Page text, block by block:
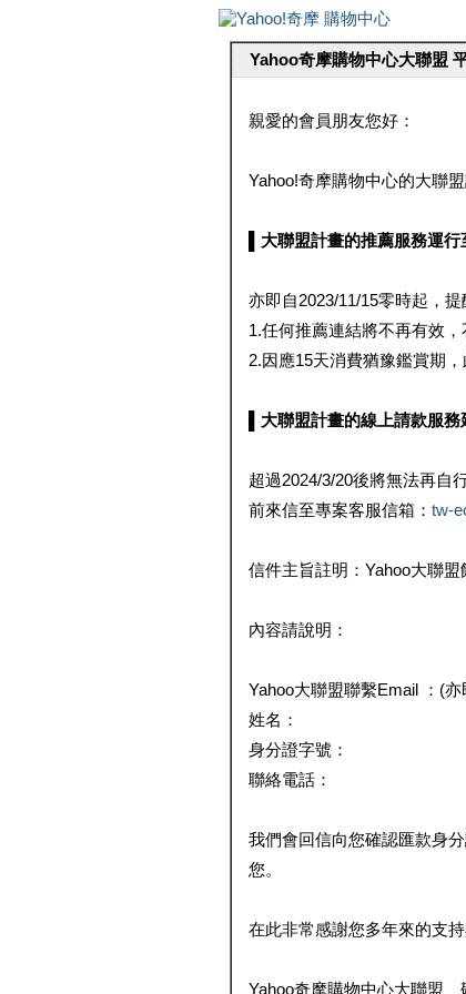
Yahoo奇摩購物中心大聯盟
親愛的會員朋友您好：
Yahoo!奇摩購物中心的大聯
▌大聯盟計畫的推薦服務運
亦即自2023/11/15零時起，
1.任何推薦連結將不再有效
2.因應15天消費猶豫鑑賞期
▌大聯盟計畫的線上請款服務
超過2024/3/20後將無法再自
前來信至專案客服信箱： tw-
信件主旨註明：Yahoo大聯
內容請說明：
Yahoo大聯盟聯繫Email ：(
姓名：
身分證字號：
聯絡電話：
我們會回信向您確認匯款身
您。
在此非常感謝您多年來的支
Yahoo奇摩購物中心大聯盟